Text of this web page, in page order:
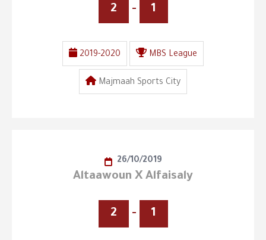
2 - 1
2019-2020 MBS League
Majmaah Sports City
26/10/2019
Altaawoun X Alfaisaly
2 - 1